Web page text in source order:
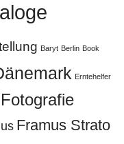
Baryt Berlin Book
Erntehelfer
Framus Strato